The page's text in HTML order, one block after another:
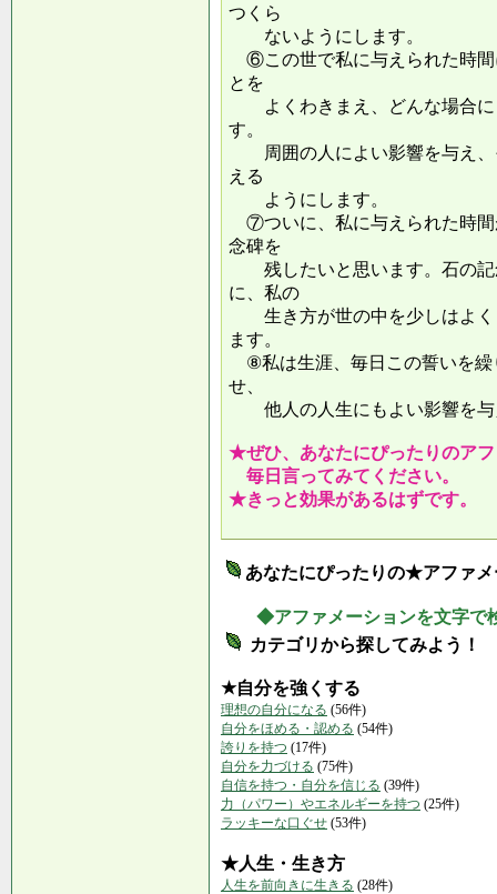
つくら
ないようにします。
⑥この世で私に与えられた時間
とを
よくわきまえ、どんな場合に
す。
周囲の人によい影響を与え、
える
ようにします。
⑦ついに、私に与えられた時間
念碑を
残したいと思います。石の記
に、私の
生き方が世の中を少しはよく
ます。
⑧私は生涯、毎日この誓いを繰
せ、
他人の人生にもよい影響
★ぜひ、あなたにぴったりのア
毎日言ってみてください。
★きっと効果があるはずです。
あなたにぴったりの★アファ
◆アファメーションを文字で
カテゴリから探してみよう！
★自分を強くする
理想の自分になる (56件)
自分をほめる・認める (54件)
誇りを持つ (17件)
自分を力づける (75件)
自信を持つ・自分を信じる (39件)
力（パワー）やエネルギーを持つ (25件)
ラッキーな口ぐせ (53件)
★人生・生き方
人生を前向きに生きる (28件)